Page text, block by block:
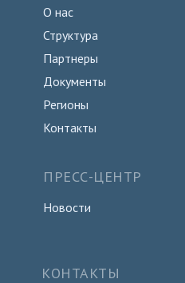
О нас
Структура
Партнеры
Документы
Регионы
ПРЕСС-ЦЕНТР
Новости
КОНТАКТЫ
Контакты